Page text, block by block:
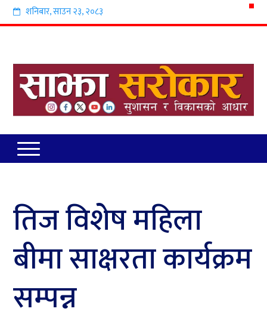
शनिबार,साउन२३,२०८३
तिज विशेष महिला
बीमा साक्षरता कार्यक्रम
सम्पन्न